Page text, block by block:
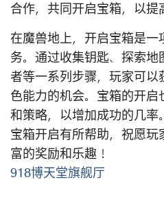
合作，共同开启宝箱，以提
在魔兽地上，开启宝箱是一
务。通过收集钥匙、探索地
者等一系列步骤，玩家可以
色能力的机会。宝箱的开启
和策略，以增加成功的几率
宝箱开启有所帮助，祝愿玩
富的奖励和乐趣！
918博天堂旗舰厅